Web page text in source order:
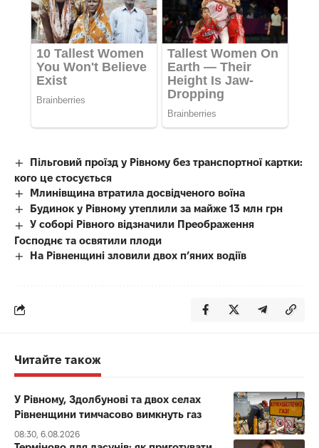
Пільговий проїзд у Рівному без транспортної картки:
кого це стосується
Млинівщина втратила досвідченого воїна
Будинок у Рівному утеплили за майже 13 млн грн
У соборі Рівного відзначили Преображення
Господнє та освятили плоди
На Рівненщині зловили двох п’яних водіїв
Читайте також
У Рівному, Здолбунові та двох селах
Рівненщини тимчасово вимкнуть газ
08:30, 6.08.2026